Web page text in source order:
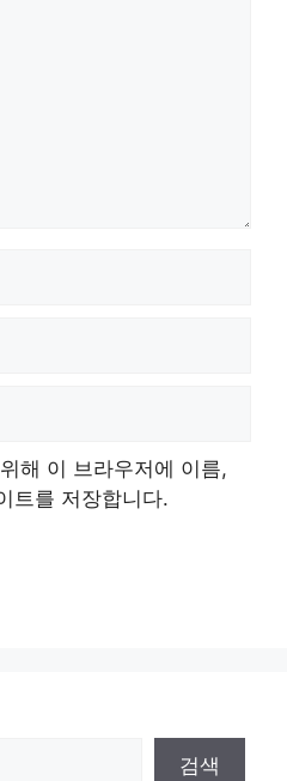
해 이 브라우저에 이름,
트를 저장합니다.
검색